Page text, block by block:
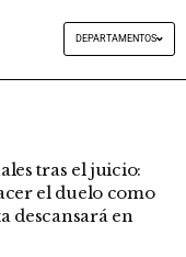
DEPARTAMENTOS
tras el juicio:
el duelo como
descansará en